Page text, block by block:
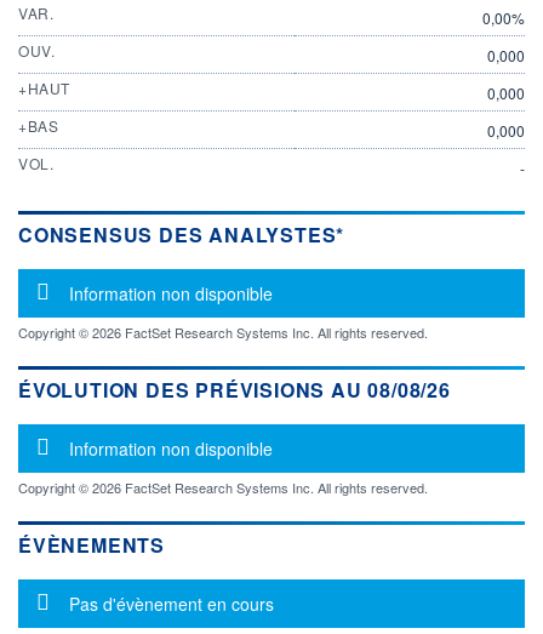
VAR.
0,00%
OUV.
0,000
+HAUT
0,000
+BAS
0,000
VOL.
-
CONSENSUS DES ANALYSTES*
Message d'information
Information non disponible
Copyright © 2026 FactSet Research Systems Inc. All rights reserved.
ÉVOLUTION DES PRÉVISIONS AU 08/08/26
Message d'information
Information non disponible
Copyright © 2026 FactSet Research Systems Inc. All rights reserved.
ÉVÈNEMENTS
Message d'information
Pas d'évènement en cours